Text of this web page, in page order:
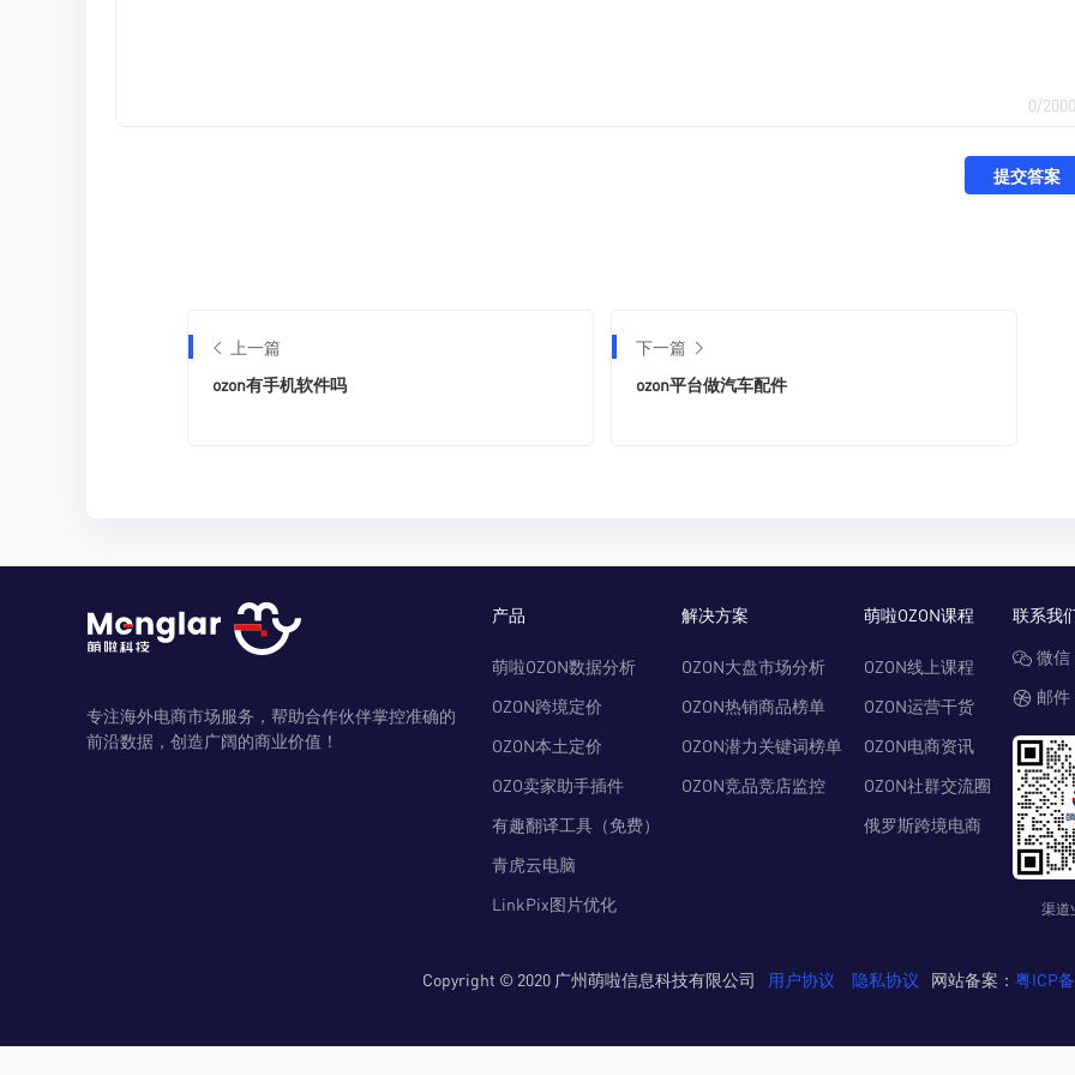
0/2000
提交答案
上一篇
ozon有手机软件吗
下一篇
ozon平台做汽车配件
专注海外电商市场服务，帮助合作伙伴掌控准确的
前沿数据，创造广阔的商业价值！
产品
萌啦OZON数据分析
OZON跨境定价
OZON本土定价
OZO卖家助手插件
有趣翻译工具（免费）
青虎云电脑
LinkPix图片优化
解决方案
OZON大盘市场分析
OZON热销商品榜单
OZON潜力关键词榜单
OZON竞品竞店监控
萌啦OZON课程
OZON线上课程
OZON运营干货
OZON电商资讯
OZON社群交流圈
俄罗斯跨境电商
联系我
微
邮
渠道
Copyright © 2020 广州萌啦信息科技有限公司 用户协议 隐私协议 网站备案： 粤ICP